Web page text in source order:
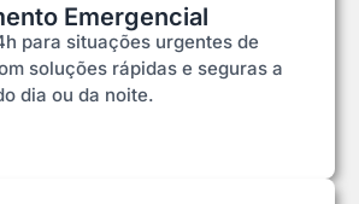
Emergencial
para situações urgentes de
soluções rápidas e seguras a
dia ou da noite.